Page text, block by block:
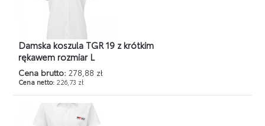
Damska koszula TGR 19 z krótkim
rękawem rozmiar L
Cena brutto: 278,88 zł
Cena netto: 226,73 zł